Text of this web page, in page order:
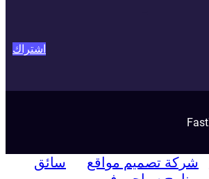
اشتراك
شركة تصميم مواقع
سائق